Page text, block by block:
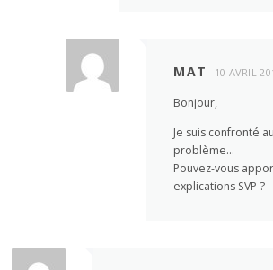
MAT 10 AVRIL
Bonjour,
Je suis confronté
problème…
Pouvez-vous
explications SVP ?